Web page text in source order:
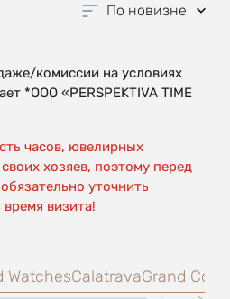
По новизне
комиссии на условиях
*OOO «PERSPEKTIVA TIME
часов, ювелирных
хозяев, поэтому перед
уточнить
время визита!
WatchesCalatravaGrand